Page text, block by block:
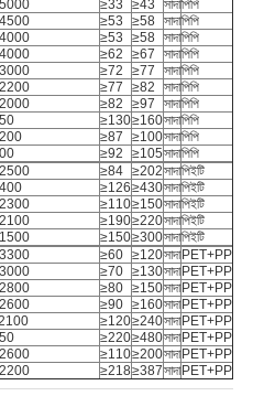
≥33 ≥43 সাদাপিপি
≥53 ≥58 সাদাপিপি
≥53 ≥58 সাদাপিপি
≥62 ≥67 সাদাপিপি
≥72 ≥77 সাদাপিপি
≥77 ≥82 সাদাপিপি
≥82 ≥97 সাদাপিপি
≥130≥160সাদাপিপি
≥87 ≥100সাদাপিপি
≥92 ≥105সাদাপিপি
≥84 ≥202সাদাপিইটি
≥126≥430সাদাপিইটি
≥110≥150সাদাপিইটি
≥190≥220সাদাপিইটি
≥150≥300সাদাপিইটি
≥60 ≥120সাদাPET+PP
≥70 ≥130সাদাPET+PP
≥80 ≥150সাদাPET+PP
≥90 ≥160সাদাPET+PP
≥120≥240সাদাPET+PP
≥220≥480সাদাPET+PP
≥110≥200সাদাPET+PP
≥218≥387সাদাPET+PP